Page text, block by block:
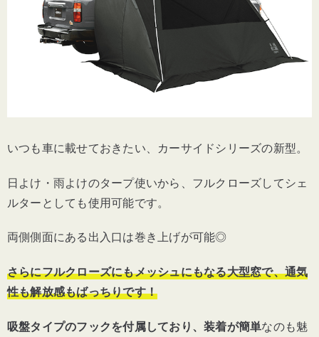
いつも車に載せておきたい、カーサイドシリーズの新型。
日よけ・雨よけのタープ使いから、フルクローズしてシェ
ルターとしても使用可能です。
両側側面にある出入口は巻き上げが可能◎
さらにフルクローズにもメッシュにもなる大型窓で、通気
性も解放感もばっちりです！
吸盤タイプのフックを付属しており、装着が簡単なのも魅